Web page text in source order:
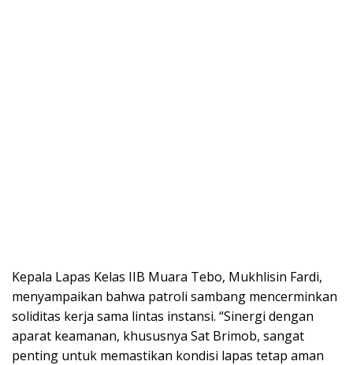
Kepala Lapas Kelas IIB Muara Tebo, Mukhlisin Fardi,
menyampaikan bahwa patroli sambang mencerminkan
soliditas kerja sama lintas instansi. “Sinergi dengan
aparat keamanan, khususnya Sat Brimob, sangat
penting untuk memastikan kondisi lapas tetap aman